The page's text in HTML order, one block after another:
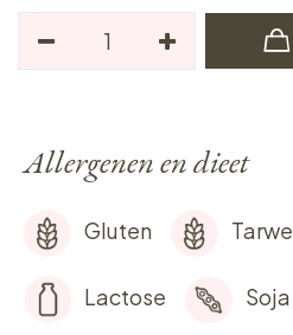
Allergenen en dieet
Gluten Tarwe
Lactose Soja